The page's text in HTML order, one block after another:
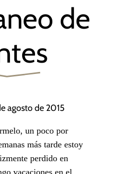
de
agosto de 2015
un poco por
más tarde estoy
perdido en
vacaciones en el